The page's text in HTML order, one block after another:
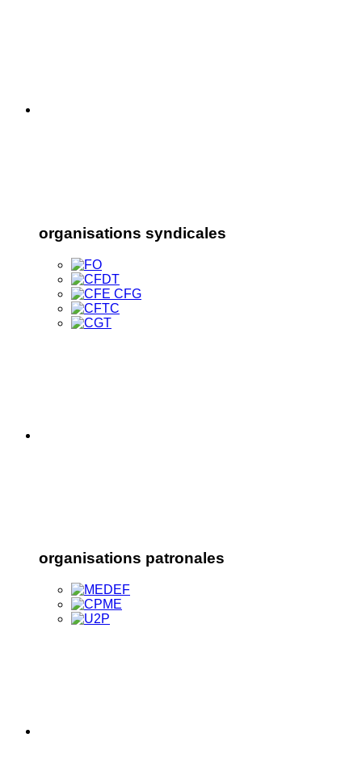
organisations syndicales
organisations patronales